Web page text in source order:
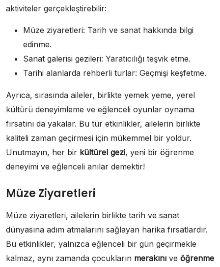
aktiviteler gerçekleştirebilir:
Müze ziyaretleri: Tarih ve sanat hakkında bilgi
edinme.
Sanat galerisi gezileri: Yaratıcılığı teşvik etme.
Tarihi alanlarda rehberli turlar: Geçmişi keşfetme.
Ayrıca, sırasında aileler, birlikte yemek yeme, yerel
kültürü deneyimleme ve eğlenceli oyunlar oynama
fırsatını da yakalar. Bu tür etkinlikler, ailelerin birlikte
kaliteli zaman geçirmesi için mükemmel bir yoldur.
Unutmayın, her bir kültürel gezi, yeni bir öğrenme
deneyimi ve eğlenceli anılar demektir!
Müze Ziyaretleri
Müze ziyaretleri, ailelerin birlikte tarih ve sanat
dünyasına adım atmalarını sağlayan harika fırsatlardır.
Bu etkinlikler, yalnızca eğlenceli bir gün geçirmekle
kalmaz, aynı zamanda çocukların merakını ve öğrenme